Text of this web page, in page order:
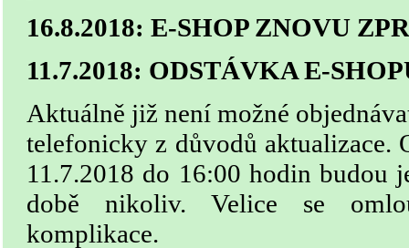
16.8.2018: E-SHOP ZNOVU
11.7.2018: ODSTÁVKA E-
Aktuálně již není možné
telefonicky z důvodů aktualizace.
11.7.2018 do 16:00 hodin budou
době nikoliv. Velice se
komplikace.